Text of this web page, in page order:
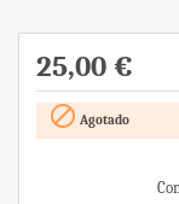
25,00 €
 Agotado